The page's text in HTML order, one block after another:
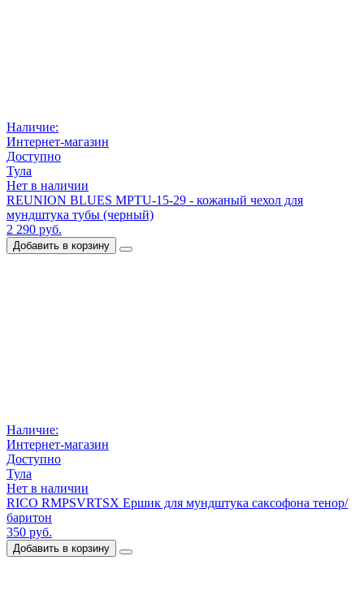
Наличие:
Интернет-магазин
Доступно
Тула
Нет в наличии
REUNION BLUES MPTU-15-29 - кожаный чехол для
мундштука тубы (черный)
2 290 руб.
Добавить в корзину
Наличие:
Интернет-магазин
Доступно
Тула
Нет в наличии
RICO RMPSVRTSX Ершик для мундштука саксофона тенор/
баритон
350 руб.
Добавить в корзину